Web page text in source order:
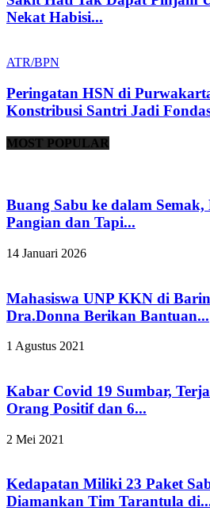
Nekat Habisi...
ATR/BPN
Peringatan HSN di
Konstribusi Santri Jadi
MOST POPULAR
Buang Sabu ke dalam Semak,
Pangian dan Tapi...
14 Januari 2026
Mahasiswa UNP KKN di
Dra.Donna Berikan Bantuan...
1 Agustus 2021
Kabar Covid 19 Sumbar,
Orang Positif dan 6...
2 Mei 2021
Kedapatan Miliki 23 Paket
Diamankan Tim Tarantula